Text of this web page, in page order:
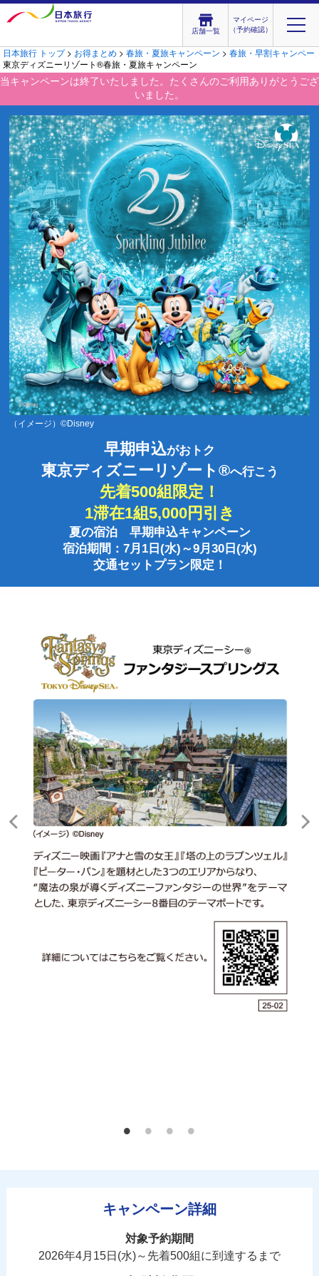
店舗一覧
マイページ
（予約確認）
日本旅行 トップ> お得まとめ >春旅・夏旅キャンペーン >春旅・早割キャンペ
東京ディズニーリゾート®春旅・夏旅キャンペーン
当キャンペーンは終了いたしました。たくさんのご利用ありがとうござ
いました。
（イメージ）©Disney
早期申込がおトク
東京ディズニーリゾート®へ行こう
先着500組限定！
1滞在1組5,000円引き
夏の宿泊 早期申込キャンペーン
宿泊期間：7月1日(水)～9月30日(水)
交通セットプラン限定！
キャンペーン詳細
対象予約期間
2026年4月15日(水)～先着500組に到達するまで